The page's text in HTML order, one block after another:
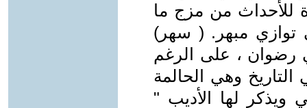
للأحداث من مزج ما
توازي مبهر. ( سهر)
رضوان ، على الرغم
التاريخ وهي الحالمة
ويذكر لها الأديب "